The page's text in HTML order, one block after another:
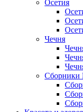
Осетия
Чечня
Сборники